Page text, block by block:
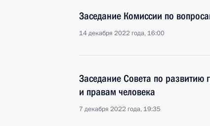
Заседание Комиссии по
14 декабря 2022 года, 16:00
Заседание Совета по развитию
и правам человека
7 декабря 2022 года, 19:35